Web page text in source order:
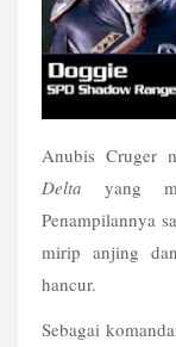
Anubis Cruger
Delta yang
Penampilannya
mirip anjing
hancur.
Sebagai